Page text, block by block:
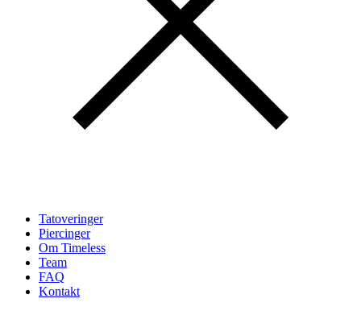
Tatoveringer
Piercinger
Om Timeless
Team
FAQ
Kontakt